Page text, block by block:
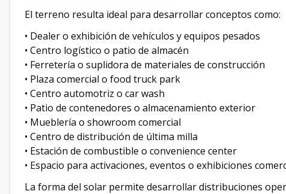
El terreno resulta ideal para desarrollar conceptos como:
• Dealer o exhibición de vehículos y equipos pesados
• Centro logístico o patio de almacén
• Ferretería o suplidora de materiales de construcción
• Plaza comercial o food truck park
• Centro automotriz o car wash
• Patio de contenedores o almacenamiento exterior
• Mueblería o showroom comercial
• Centro de distribución de última milla
• Estación de combustible o convenience center
• Espacio para activaciones, eventos o exhibiciones
La forma del solar permite desarrollar distribuciones